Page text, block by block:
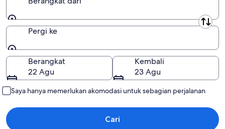
Berangkat dari
Pergi ke
Pergi ke
Berangkat
22 Agu
Kembali
23 Agu
Saya hanya memerlukan akomodasi untuk sebagian perjalanan
Cari